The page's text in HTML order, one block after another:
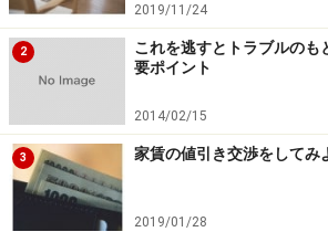
2019/11/24
2
これを逃すとトラブルの
要ポイント
2014/02/15
3 家賃の値引き交渉をしてみ
2019/01/28